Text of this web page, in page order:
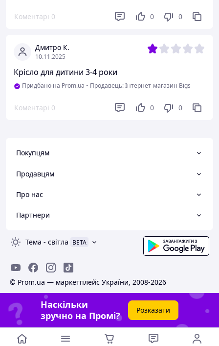
Коментарі 0 0 0
Дмитро К.
10.11.2025
Крісло для дитини 3-4 роки
Придбано на Prom.ua • Продавець: Інтернет-магазин Bigs
Коментарі 0 0 0
Покупцям
Продавцям
Про нас
Партнери
Тема - світла BETA
© Prom.ua — маркетплейс України, 2008-2026
Наскільки
зручно на Промі?
Розказати